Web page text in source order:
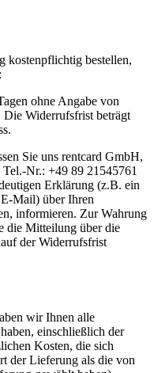
kostenpflichtig bestellen,
ohne Angabe von
Widerrufsfrist beträgt
Sie uns rentcard GmbH,
Nr.: +49 89 21545761
Erklärung (z.B. ein
Mail) über Ihren
informieren. Zur Wahrung
die Mitteilung über die
der Widerrufsfrist
wir Ihnen alle
einschließlich der
Kosten, die sich
der Lieferung als die von